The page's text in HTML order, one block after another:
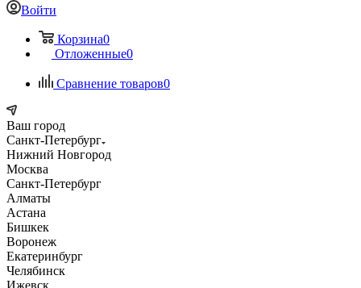
Войти
Корзина0
Отложенные0
Сравнение товаров0
Ваш город
Санкт-Петербург
Нижний Новгород
Москва
Санкт-Петербург
Алматы
Астана
Бишкек
Воронеж
Екатеринбург
Челябинск
Ижевск